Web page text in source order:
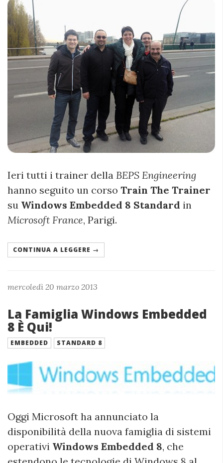
Ieri tutti i trainer della BEPS Engineering
hanno seguito un corso Train The Trainer
su Windows Embedded 8 Standard in
Microsoft France, Parigi.
CONTINUA A LEGGERE →
mercoledì 20 marzo 2013
La Famiglia Windows Embedded
8 È Qui!
EMBEDDED STANDARD 8
Oggi Microsoft ha annunciato la
disponibilità della nuova famiglia di sistemi
operativi Windows Embedded 8, che